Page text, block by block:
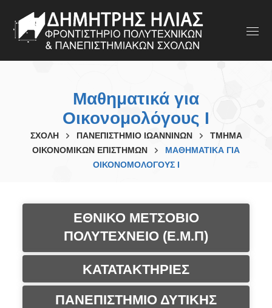
Μαθηματικά για
Οικονομολόγους I
ΣΧΟΛΗ ΠΑΝΕΠΙΣΤΗΜΙΟ ΙΩΑΝΝΙΝΩΝ
ΤΜΗΜΑ
ΟΙΚΟΝΟΜΙΚΩΝ ΕΠΙΣΤΗΜΩΝ
ΜΑΘΗΜΑΤΙΚΆ ΓΙΑ
ΟΙΚΟΝΟΜΟΛΌΓΟΥΣ I
ΕΘΝΙΚΟ ΜΕΤΣΟΒΙΟ
ΠΟΛΥΤΕΧΝΕΙΟ (Ε.Μ.Π)
ΚΑΤΑΤΑΚΤΗΡΙΕΣ
ΠΑΝΕΠΙΣΤΗΜΙΟ ΔΥΤΙΚΗΣ